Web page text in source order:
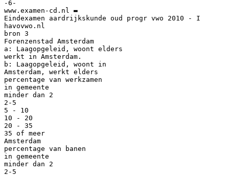
-6-
www.examen-cd.nl ▬
Eindexamen aardrijkskunde oud progr vwo 2010 - I
havovwo.nl
bron 3
Forenzenstad Amsterdam
a: Laagopgeleid, woont elders
werkt in Amsterdam.
b: Laagopgeleid, woont in
Amsterdam, werkt elders
percentage van werkzamen
in gemeente
minder dan 2
2-5
5 - 10
10 - 20
20 - 35
35 of meer
Amsterdam
percentage van banen
in gemeente
minder dan 2
2-5